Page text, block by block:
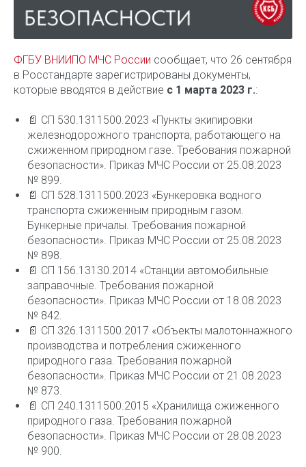
ФГБУ ВНИИПО МЧС России сообщает, что 26 сентября
в Росстандарте зарегистрированы документы,
которые вводятся в действие с 1 марта 2023 г.:
📄 СП 530.1311500.2023 «Пункты экипировки
железнодорожного транспорта, работающего на
сжиженном природном газе. Требования пожарной
безопасности». Приказ МЧС России от 25.08.2023
№ 899.
📄 СП 528.1311500.2023 «Бункеровка водного
транспорта сжиженным природным газом.
Бункерные причалы. Требования пожарной
безопасности». Приказ МЧС России от 25.08.2023
№ 898.
📄 СП 156.13130.2014 «Станции автомобильные
заправочные. Требования пожарной
безопасности». Приказ МЧС России от 18.08.2023
№ 842.
📄 СП 326.1311500.2017 «Объекты малотоннажного
производства и потребления сжиженного
природного газа. Требования пожарной
безопасности». Приказ МЧС России от 21.08.2023
№ 873.
📄 СП 240.1311500.2015 «Хранилища сжиженного
природного газа. Требования пожарной
безопасности». Приказ МЧС России от 28.08.2023
№ 900.